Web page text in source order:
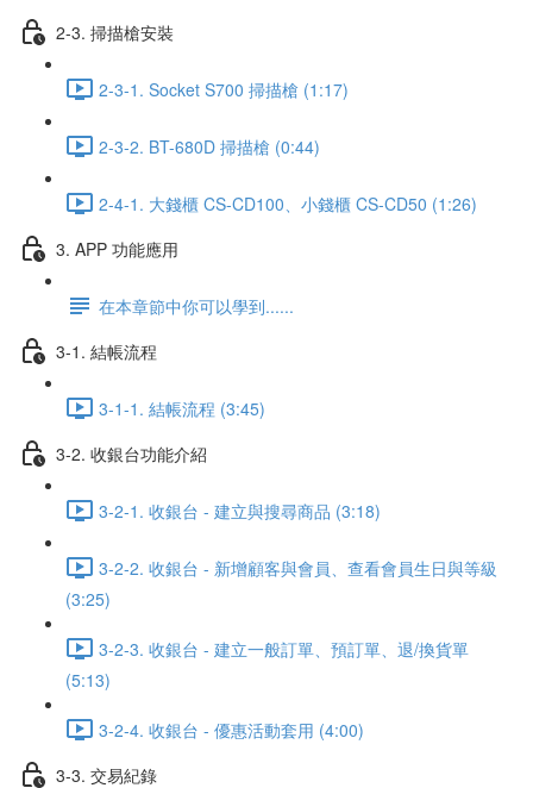
2-3. 掃描槍安裝
2-3-1. Socket S700 掃描槍 (1:17)
2-3-2. BT-680D 掃描槍 (0:44)
2-4-1. 大錢櫃 CS-CD100、小錢櫃 CS-CD50 (1:26)
3. APP 功能應用
在本章節中你可以學到......
3-1. 結帳流程
3-1-1. 結帳流程 (3:45)
3-2. 收銀台功能介紹
3-2-1. 收銀台 - 建立與搜尋商品 (3:18)
3-2-2. 收銀台 - 新增顧客與會員、查看會員生日與等級
(3:25)
3-2-3. 收銀台 - 建立一般訂單、預訂單、退/換貨單
(5:13)
3-2-4. 收銀台 - 優惠活動套用 (4:00)
3-3. 交易紀錄